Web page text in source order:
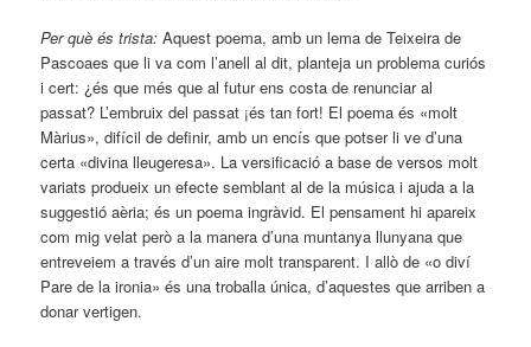
Per què és trista:Aquest poema, amb un lema de Teixeira de
Pascoaes que li va com l’anell al dit, planteja un problema curiós
i cert: ¿és que més que al futur ens costa de renunciar al
passat? L’embruix del passat ¡és tan fort! El poema és «molt
Màrius», difícil de definir, amb un encís que potser li ve d’una
certa «divina lleugeresa». La versificació a base de versos molt
variats produeix un efecte semblant al de la música i ajuda a la
suggestió aèria; és un poema ingràvid. El pensament hi apareix
com mig velat però a la manera d’una muntanya llunyana que
entreveiem a través d’un aire molt transparent. I allò de «o diví
Pare de la ironia» és una troballa única, d’aquestes que arriben a
donar vertigen.